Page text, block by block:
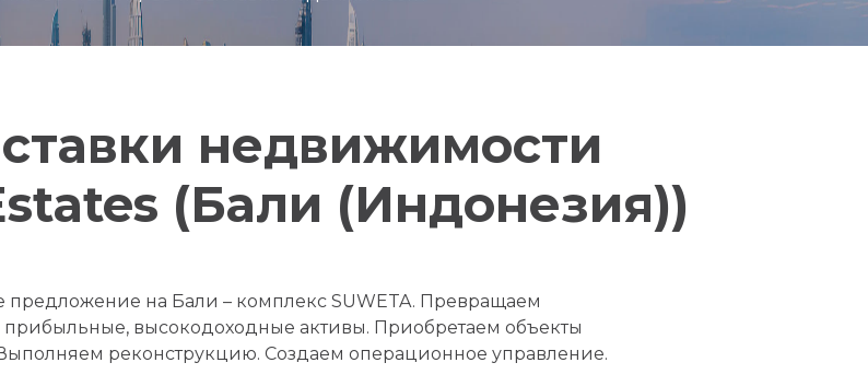
недвижимости
(Бали (Индонезия))
предложение на Бали – комплекс SUWETA. Превращаем
высокодоходные активы. Приобретаем объекты
реконструкцию. Создаем операционное управление.